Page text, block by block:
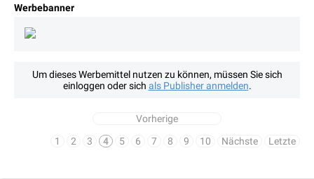
Werbebanner
Um dieses Werbemittel nutzen zu können, müssen Sie sich
einloggen oder sich als Publisher anmelden.
Vorherige
1
2 3 4 5 6 7 8 9 10 Nächste Letzte